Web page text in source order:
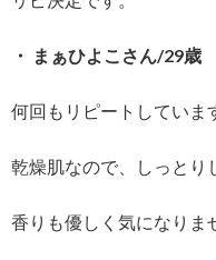
・ まぁひよこさん/29歳
何回もリピートしていま
乾燥肌なので、しっとり
香りも優しく気になりま